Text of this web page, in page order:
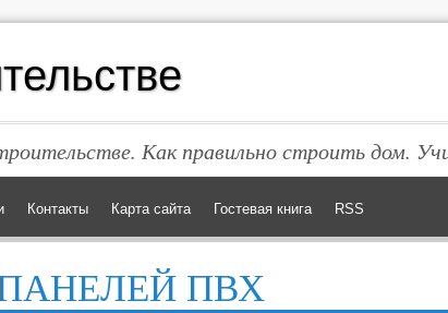
Как правильно строить дом.
Контакты Карта сайта Гостевая книга RSS
ПВХ